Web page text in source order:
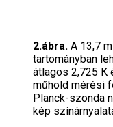
2.ábra. A 13,7
tartományban
átlagos 2,725
műhold mérési
Planck-szonda
kép